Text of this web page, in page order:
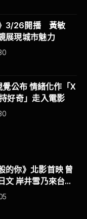
》3/26開播 黃敏
展現城市魅力
公布 情緒化作「X
好奇」走入電影
的你》北影首映 曾
文 岸井雪乃來台展